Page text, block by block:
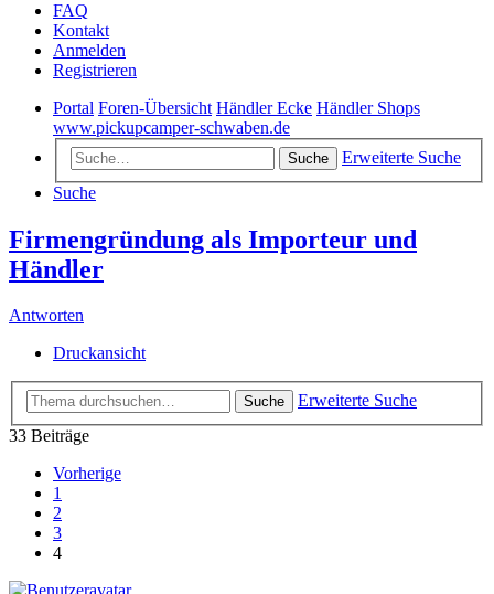
FAQ
Kontakt
Anmelden
Registrieren
Portal Foren-Übersicht Händler Ecke Händler Shops
www.pickupcamper-schwaben.de
Suche
Erweiterte Suche
Suche
Firmengründung als Importeur und
Händler
Antworten
Druckansicht
Suche
Erweiterte Suche
33 Beiträge
Vorherige
1
2
3
4